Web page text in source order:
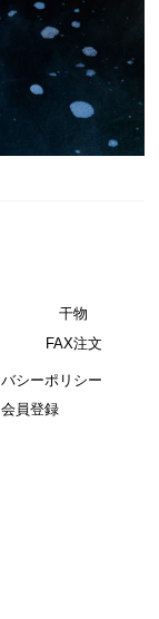
干物
FAX注文
シーポリシー
会員登録